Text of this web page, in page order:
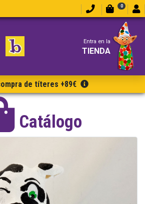
0
Entra en la
TIENDA
de títeres +89€
Catálogo